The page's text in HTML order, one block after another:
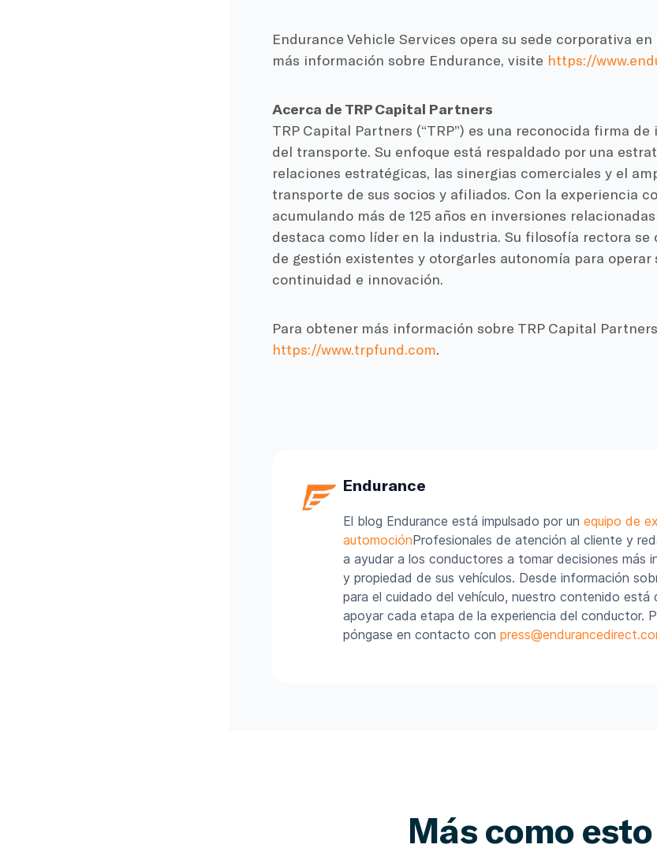
Endurance Vehicle Services opera su sede corporativa
más información sobre Endurance, visite https://
Acerca de TRP Capital Partners
TRP Capital Partners (“TRP”) es una reconocida firma
del transporte. Su enfoque está respaldado por una
relaciones estratégicas, las sinergias comerciales y el
transporte de sus socios y afiliados. Con la experiencia
acumulando más de 125 años en inversiones
destaca como líder en la industria. Su filosofía rectora se
de gestión existentes y otorgarles autonomía para operar
continuidad e innovación.
Para obtener más información sobre TRP Capital
https://www.trpfund.com.
Endurance
El blog Endurance está impulsado por un equipo de
automociónProfesionales de atención al cliente y
a ayudar a los conductores a tomar decisiones más
y propiedad de sus vehículos. Desde información
para el cuidado del vehículo, nuestro contenido está
apoyar cada etapa de la experiencia del conductor.
póngase en contacto con
Más como esto